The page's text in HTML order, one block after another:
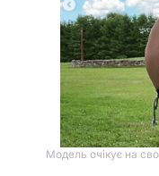
Модель очікує на